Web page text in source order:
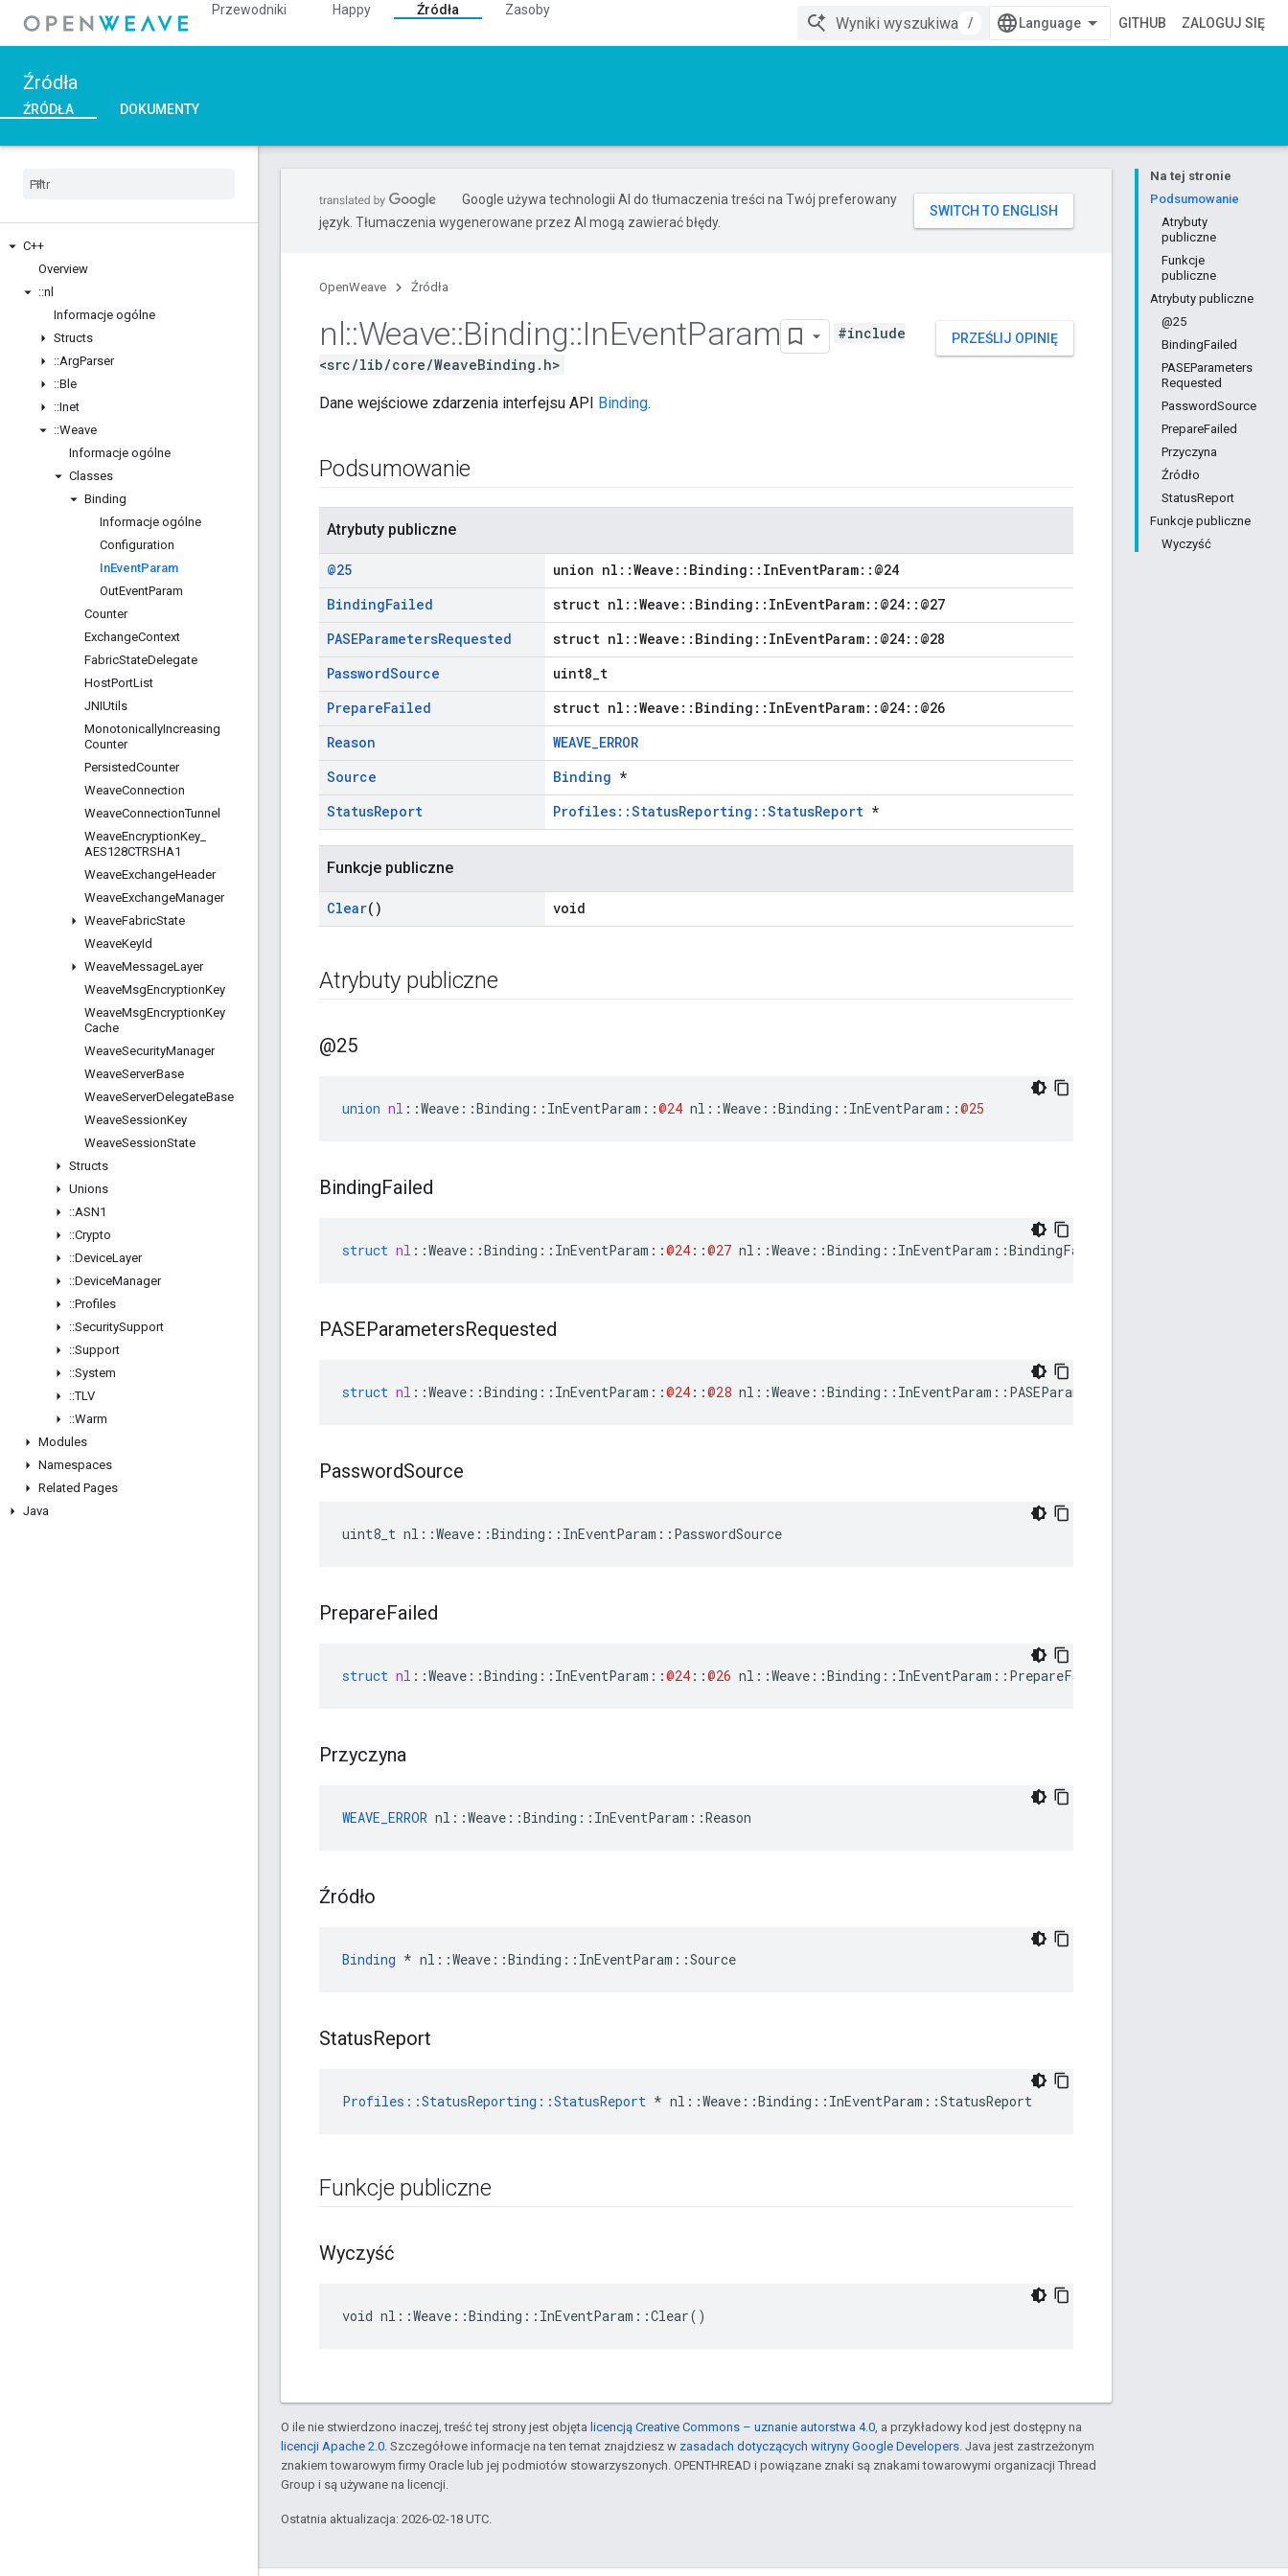
Przewodniki Happy Źródła
Zasoby
/
GITHUB ZALOGUJ SIĘ
Źródła
ŹRÓDŁA DOKUMENTY
C++
Overview
::nl
Informacje ogólne
Structs
::ArgParser
::Ble
::Inet
::Weave
Informacje ogólne
Classes
Binding
Informacje ogólne
Configuration
InEventParam
OutEventParam
Counter
ExchangeContext
FabricStateDelegate
HostPortList
JNIUtils
MonotonicallyIncreasing
Counter
PersistedCounter
WeaveConnection
WeaveConnectionTunnel
WeaveEncryptionKey
AES128CTRSHA1
WeaveExchangeHeader
WeaveExchangeManager
WeaveFabricState
WeaveKeyId
WeaveMessageLayer
WeaveMsgEncryptionKey
WeaveMsgEncryptionKey
Cache
WeaveSecurityManager
WeaveServerBase
WeaveServerDelegateBase
WeaveSessionKey
WeaveSessionState
Structs
Unions
::ASN1
::Crypto
::DeviceLayer
::DeviceManager
::Profiles
::SecuritySupport
::Support
::System
::TLV
::Warm
Modules
Namespaces
Related Pages
Java
Na tej stronie
Podsumowanie
Atrybuty
publiczne
Funkcje
publiczne
Atrybuty publiczne
@25
BindingFailed
PASEParameters
Requested
PasswordSource
PrepareFailed
Przyczyna
Źródło
StatusReport
Funkcje publiczne
Wyczyść
Google używa technologii AI do tłumaczenia treści na Twój preferowany
język. Tłumaczenia wygenerowane przez AI mogą zawierać błędy.
OpenWeave Źródła
PRZEŚLIJ OPINIĘ
nl::Weave::Binding::InEventParam
#include
<src/lib/core/WeaveBinding.h>
Dane wejściowe zdarzenia interfejsu API Binding.
Podsumowanie
Atrybuty publiczne
@25
union nl::Weave::Binding::InEventParam::@24
BindingFailed
struct nl::Weave::Binding::InEventParam::@24::@27
PASEParametersRequested
struct nl::Weave::Binding::InEventParam::@24::@28
PasswordSource
uint8_t
PrepareFailed
struct nl::Weave::Binding::InEventParam::@24::@26
Reason
WEAVE_ERROR
Source
Binding *
StatusReport Profiles::StatusReporting::StatusReport *
Funkcje publiczne
Clear() void
Atrybuty publiczne
@25
union nl ::Weave ::Binding :: InEventParam ::@24 nl ::Weave ::Binding :: InEventParam ::@25
BindingFailed
struct nl ::Weave ::Binding :: InEventParam ::@24 ::@27 nl ::Weave ::Binding :: InEventParam ::BindingFailed
PASEParametersRequested
struct nl ::Weave ::Binding :: InEventParam ::@24 ::@28 nl ::Weave ::Binding :: InEventParam :: PASEParametersRequested
PasswordSource
uint8_t nl::Weave::Binding::InEventParam::PasswordSource
PrepareFailed
struct nl ::Weave ::Binding :: InEventParam ::@24 ::@26 nl ::Weave ::Binding :: InEventParam :: PrepareFailed
Przyczyna
WEAVE_ERROR nl::Weave::Binding::InEventParam::Reason
Źródło
Binding * nl::Weave::Binding::InEventParam::Source
StatusReport
Profiles::StatusReporting::StatusReport * nl::Weave::Binding::InEventParam::StatusReport
Funkcje publiczne
Wyczyść
void nl::Weave::Binding::InEventParam::Clear()
O ile nie stwierdzono inaczej, treść tej strony jest objęta licencją Creative Commons – uznanie autorstwa 4.0, a przykładowy kod jest dostępny na
licencji Apache 2.0. Szczegółowe informacje na ten temat znajdziesz w zasadach dotyczących witryny Google Developers. Java jest zastrzeżonym
znakiem towarowym firmy Oracle lub jej podmiotów stowarzyszonych. OPENTHREAD i powiązane znaki są znakami towarowymi organizacji Thread
Group i są używane na licencji.
Ostatnia aktualizacja: 2026-02-18 UTC.